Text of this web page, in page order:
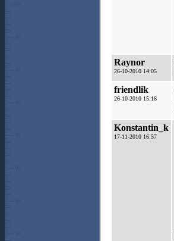
Raynor
26-10-2010 14:05
friendlik
26-10-2010 15:16
Konstantin_k
17-11-2010 16:57